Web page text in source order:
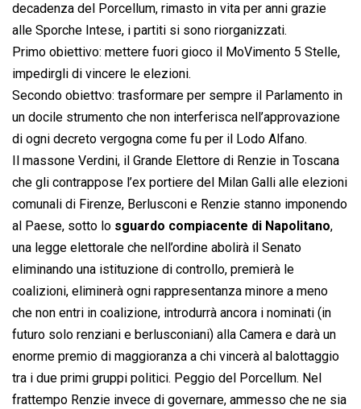
decadenza del Porcellum, rimasto in vita per anni grazie
alle Sporche Intese, i partiti si sono riorganizzati.
Primo obiettivo: mettere fuori gioco il MoVimento 5 Stelle,
impedirgli di vincere le elezioni.
Secondo obiettvo: trasformare per sempre il Parlamento in
un docile strumento che non interferisca nell’approvazione
di ogni decreto vergogna come fu per il Lodo Alfano.
Il massone Verdini, il Grande Elettore di Renzie in Toscana
che gli contrappose l’ex portiere del Milan Galli alle elezioni
comunali di Firenze, Berlusconi e Renzie stanno imponendo
al Paese, sotto lo sguardo compiacente di Napolitano,
una legge elettorale che nell’ordine abolirà il Senato
eliminando una istituzione di controllo, premierà le
coalizioni, eliminerà ogni rappresentanza minore a meno
che non entri in coalizione, introdurrà ancora i nominati (in
futuro solo renziani e berlusconiani) alla Camera e darà un
enorme premio di maggioranza a chi vincerà al balottaggio
tra i due primi gruppi politici. Peggio del Porcellum. Nel
frattempo Renzie invece di governare, ammesso che ne sia